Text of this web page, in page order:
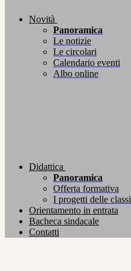
Novità
Panoramica
Le notizie
Le circolari
Calendario eventi
Albo online
Didattica
Panoramica
Offerta formativa
I progetti delle classi
Orientamento in entrata
Bacheca sindacale
Contatti